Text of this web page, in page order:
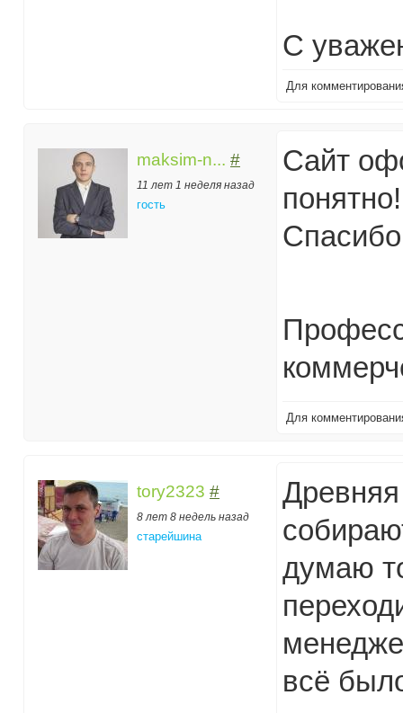
С
Для
maksim-n... #
11 лет 1 неделя назад
гость
Сайт
понятно!
Для
tory2323 #
8 лет 8 недель назад
старейшина
думаю
всё